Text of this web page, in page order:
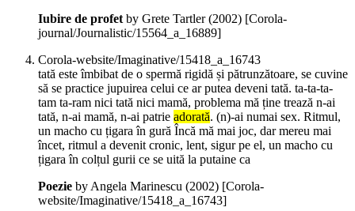
Iubire de profetby Grete Tartler (2002) [Corola-
journal/Journalistic/15564_a_16889]
Corola-website/Imaginative/15418_a_16743
tată este îmbibat de o spermă rigidă și pătrunzătoare, se cuvine
să se practice jupuirea celui ce ar putea deveni tată. ta-ta-ta-
tam ta-ram nici tată nici mamă, problema mă ține trează n-ai
tată, n-ai mamă, n-ai patrie adorată. (n)-ai numai sex. Ritmul,
un macho cu țigara în gură Încă mă mai joc, dar mereu mai
încet, ritmul a devenit cronic, lent, sigur pe el, un macho cu
țigara în colțul gurii ce se uită la putaine ca
Poezie by Angela Marinescu (2002) [Corola-
website/Imaginative/15418_a_16743]